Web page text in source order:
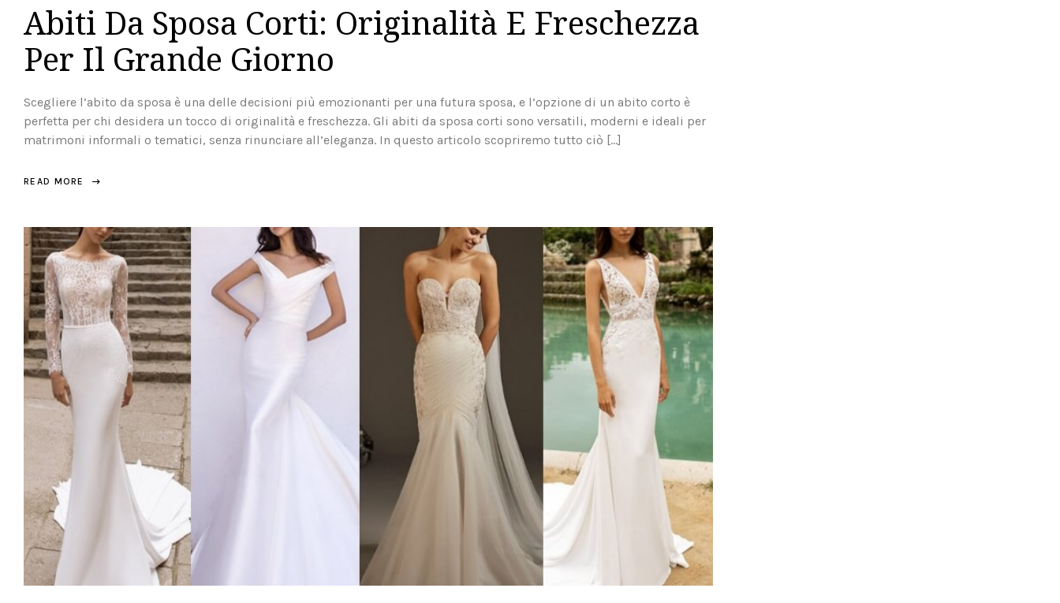
Abiti Da Sposa Corti: Originalità E Freschezza
Per Il Grande Giorno
Scegliere l’abito da sposa è una delle decisioni più emozionanti per una futura sposa, e l’opzione di un abito corto è
perfetta per chi desidera un tocco di originalità e freschezza. Gli abiti da sposa corti sono versatili, moderni e ideali per
matrimoni informali o tematici, senza rinunciare all’eleganza. In questo articolo scopriremo tutto ciò […]
READ MORE